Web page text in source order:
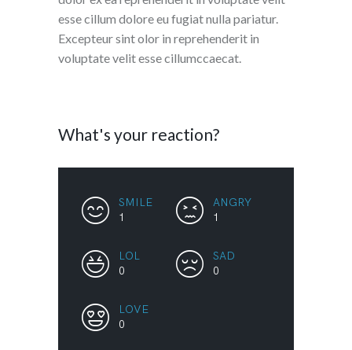
esse cillum dolore eu fugiat nulla pariatur.
Excepteur sint olor in reprehenderit in
voluptate velit esse cillumccaecat.
What's your reaction?
1
SMILE
1
ANGRY
0
LOL
0
SAD
0
LOVE